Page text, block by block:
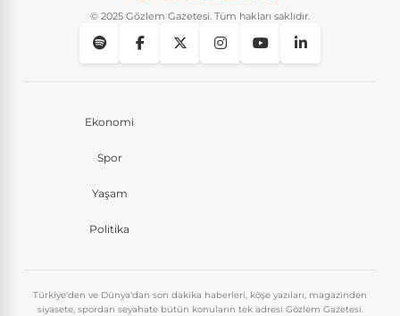
© 2025 Gözlem Gazetesi. Tüm hakları saklıdır.
Ekonomi
Spor
Yaşam
Politika
Türkiye'den ve Dünya'dan son dakika haberleri, köşe yazıları, magazinden
siyasete, spordan seyahate bütün konuların tek adresi Gözlem Gazetesi.